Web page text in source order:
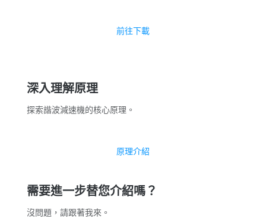
前往下載
深入理解原理
探索諧波減速機的核心原理。
原理介紹
需要進一步替您介紹嗎？
沒問題，請跟著我來。